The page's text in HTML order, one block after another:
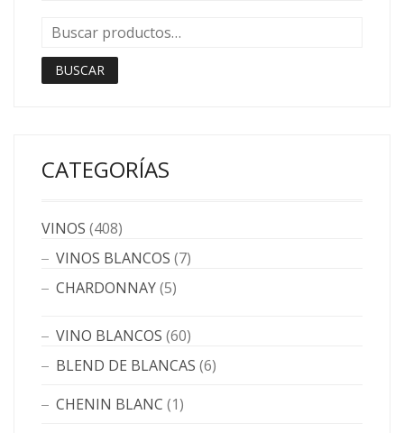
BUSCAR
CATEGORÍAS
VINOS (408)
VINOS BLANCOS (7)
CHARDONNAY(5)
VINO BLANCOS (60)
BLEND DE BLANCAS (6)
CHENIN BLANC (1)